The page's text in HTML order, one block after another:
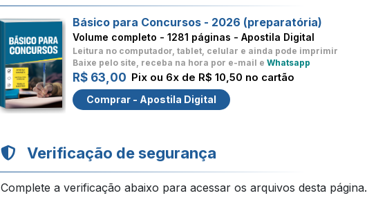
Básico para Concursos - 2026 (preparatória)
Volume completo - 1281 páginas - Apostila Digital
Leitura no computador, tablet, celular e ainda pode imprimir
Baixe pelo site, receba na hora por e-mail e Whatsapp
R$ 63,00 Pix ou 6x de R$ 10,50 no cartão
Comprar - Apostila Digital
Verificação de segurança
Complete a verificação abaixo para acessar os arquivos desta página.